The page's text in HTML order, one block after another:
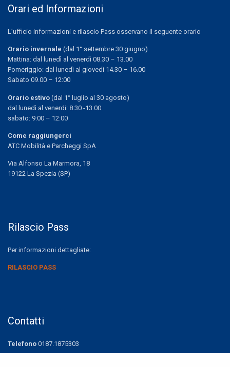
Orari ed Informazioni
L’ufficio informazioni e rilascio Pass osservano il seguente orario
Orario invernale(dal 1° settembre 30 giugno)
Mattina: dal lunedì al venerdì 08.30 – 13.00
Pomeriggio: dal lunedì al giovedì 14.30 – 16.00
Sabato 09.00 – 12:00
Orario estivo(dal 1° luglio al 30 agosto)
dal lunedì al venerdi: 8.30 -13.00
sabato: 9:00 – 12:00
Come raggiungerci
ATC Mobilità e Parcheggi SpA
Via Alfonso La Marmora, 18
19122 La Spezia (SP)
Rilascio Pass
Per informazioni dettagliate:
RILASCIO PASS
Contatti
Telefono 0187.1875303